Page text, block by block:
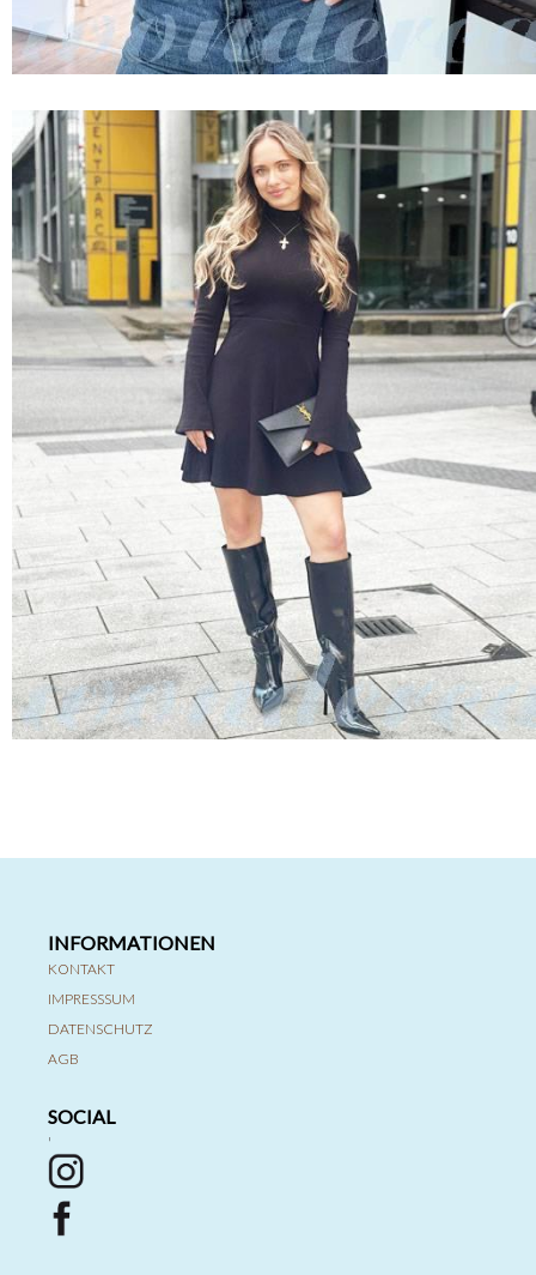
INFORMATIONEN
KONTAKT
IMPRESSSUM
DATENSCHUTZ
AGB
SOCIAL
'